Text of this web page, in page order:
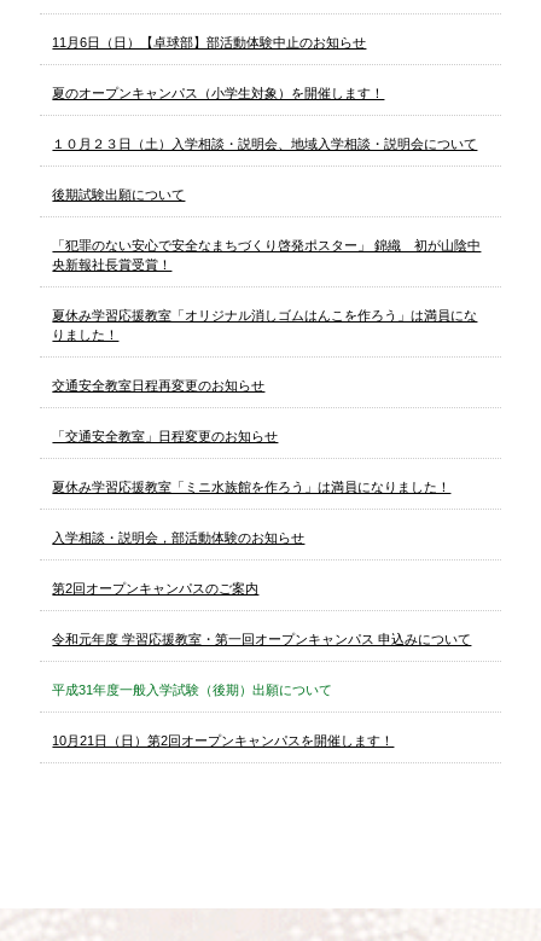
11月6日（日）【卓球部】部活動体験中止のお知らせ
夏のオープンキャンパス（小学生対象）を開催します！
１０月２３日（土）入学相談・説明会、地域入学相談・説明会について
後期試験出願について
「犯罪のない安心で安全なまちづくり啓発ポスター」 錦織 初が山陰中
央新報社長賞受賞！
夏休み学習応援教室「オリジナル消しゴムはんこを作ろう」は満員にな
りました！
交通安全教室日程再変更のお知らせ
「交通安全教室」日程変更のお知らせ
夏休み学習応援教室「ミニ水族館を作ろう」は満員になりました！
入学相談・説明会，部活動体験のお知らせ
第2回オープンキャンパスのご案内
令和元年度 学習応援教室・第一回オープンキャンパス 申込みについて
平成31年度一般入学試験（後期）出願について
10月21日（日）第2回オープンキャンパスを開催します！